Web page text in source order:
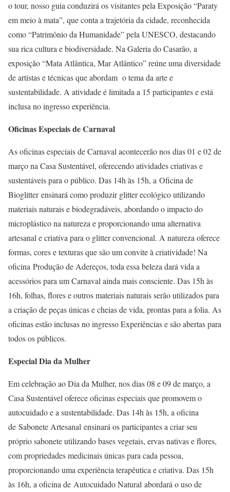
o tour, nosso guia conduzirá os visitantes pela Exposição “Paraty
em meio à mata”, que conta a trajetória da cidade, reconhecida
como “Patrimônio da Humanidade” pela UNESCO, destacando
sua rica cultura e biodiversidade. Na Galeria do Casarão, a
exposição “Mata Atlântica, Mar Atlântico” reúne uma diversidade
de artistas e técnicas que abordam o tema da arte e
sustentabilidade. A atividade é limitada a 15 participantes e está
inclusa no ingresso experiência.
Oficinas Especiais de Carnaval
As oficinas especiais de Carnaval acontecerão nos dias 01 e 02 de
março na Casa Sustentável, oferecendo atividades criativas e
sustentáveis para o público. Das 14h às 15h, a Oficina de
Bioglitter ensinará como produzir glitter ecológico utilizando
materiais naturais e biodegradáveis, abordando o impacto do
microplástico na natureza e proporcionando uma alternativa
artesanal e criativa para o glitter convencional. A natureza oferece
formas, cores e texturas que são um convite à criatividade! Na
oficina Produção de Adereços, toda essa beleza dará vida a
acessórios para um Carnaval ainda mais consciente. Das 15h às
16h, folhas, flores e outros materiais naturais serão utilizados para
a criação de peças únicas e cheias de vida, prontas para a folia. As
oficinas estão inclusas no ingresso Experiências e são abertas para
todos os públicos.
Especial Dia da Mulher
Em celebração ao Dia da Mulher, nos dias 08 e 09 de março, a
Casa Sustentável oferece oficinas especiais que promovem o
autocuidado e a sustentabilidade. Das 14h às 15h, a oficina
de Sabonete Artesanal ensinará os participantes a criar seu
próprio sabonete utilizando bases vegetais, ervas nativas e flores,
com propriedades medicinais únicas para cada pessoa,
proporcionando uma experiência terapêutica e criativa. Das 15h
às 16h, a oficina de Autocuidado Natural abordará o uso de